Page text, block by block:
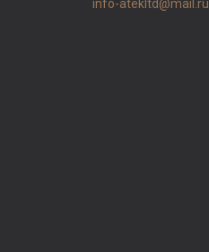
info-atekltd@mail.ru